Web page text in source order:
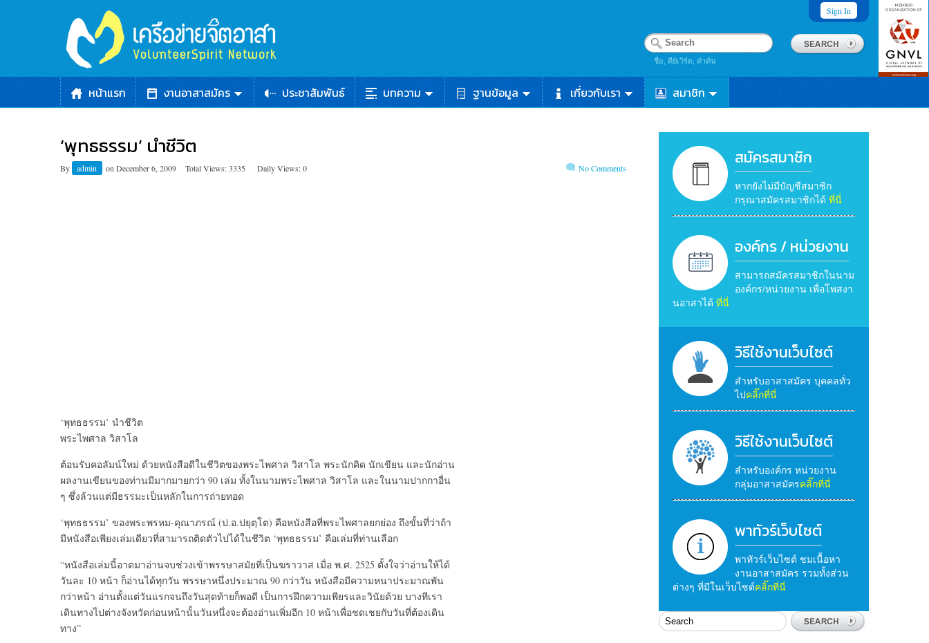
Sign In
ชื่อ, คีย์เวิร์ด, คำค้น
หน้าแรก งานอาสาสมัคร ประชาสัมพันธ์ บทความ ฐานข้อมูล เกี่ยวกับเรา สมาชิก
‘พุทธธรรม’ นำชีวิต
By admin on December 6, 2009 Total Views: 3335 Daily Views: 0 No Comments
‘พุทธธรรม’ นำชีวิต
พระไพศาล วิสาโล
ต้อนรับคอลัมน์ใหม่ ด้วยหนังสือดีในชีวิตของพระไพศาล วิสาโล พระนักคิด นักเขียน และนักอ่าน
ผลงานเขียนของท่านมีมากมายกว่า 90 เล่ม ทั้งในนามพระไพศาล วิสาโล และในนามปากกาอื่น
ๆ ซึ่งล้วนแต่มีธรรมะเป็นหลักในการถ่ายทอด
‘พุทธธรรม’ ของพระพรหม-คุณาภรณ์ (ป.อ.ปยุตฺโต) คือหนังสือที่พระไพศาลยกย่อง ถึงขั้นที่ว่าถ้า
มีหนังสือเพียงเล่มเดียวที่สามารถติดตัวไปได้ในชีวิต ‘พุทธธรรม’ คือเล่มที่ท่านเลือก
“หนังสือเล่มนี้อาตมาอ่านจบช่วงเข้าพรรษาสมัยที่เป็นฆราวาส เมื่อ พ.ศ. 2525 ตั้งใจว่าอ่านให้ได้
วันละ 10 หน้า ก็อ่านได้ทุกวัน พรรษาหนึ่งประมาณ 90 กว่าวัน หนังสือมีความหนาประมาณพัน
กว่าหน้า อ่านตั้งแต่วันแรกจนถึงวันสุดท้ายก็พอดี เป็นการฝึกความเพียรและวินัยด้วย บางทีเรา
เดินทางไปต่างจังหวัดก่อนหน้านั้นวันหนึ่งจะต้องอ่านเพิ่มอีก 10 หน้าเพื่อชดเชยกับวันที่ต้องเดิน
ทาง”
สมัครสมาชิก
หากยังไม่มีบัญชีสมาชิก
กรุณาสมัครสมาชิกได้ ที่นี่
องค์กร / หน่วยงาน
สามารถสมัครสมาชิกในนาม
องค์กร/หน่วยงาน เพื่อโพสงา
นอาสาได้ ที่นี่
วิธีใช้งานเว็บไซต์
สำหรับอาสาสมัคร บุคคลทั่ว
ไปคลิ๊กที่นี่
วิธีใช้งานเว็บไซต์
สำหรับองค์กร หน่วยงาน
กลุ่มอาสาสมัครคลิ๊กที่นี่
พาทัวร์เว็บไซต์
พาทัวร์เว็บไซต์ ชมเนื้อหา
งานอาสาสมัคร รวมทั้งส่วน
ต่างๆ ที่มีในเว็บไซต์คลิ๊กที่นี่